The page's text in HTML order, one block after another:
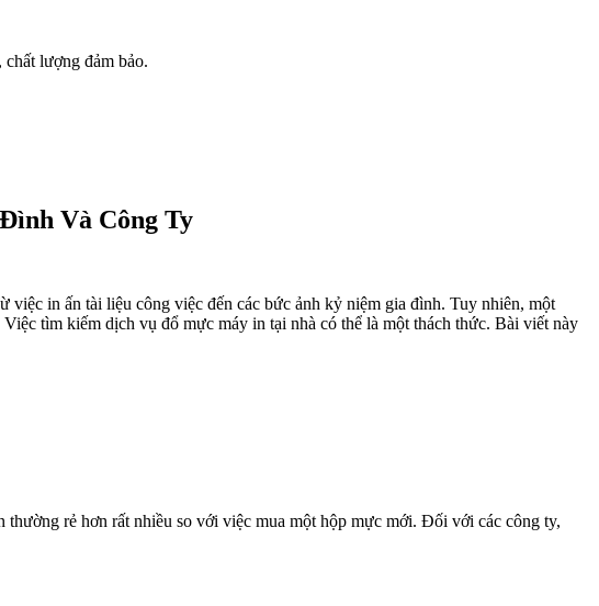
lượng đảm bảo.
Và Công Ty
việc in ấn tài liệu công việc đến các bức ảnh kỷ niệm gia đình. Tuy nhiên, một
tìm kiếm dịch vụ đổ mực máy in tại nhà có thể là một thách thức. Bài viết này
rẻ hơn rất nhiều so với việc mua một hộp mực mới. Đối với các công ty,